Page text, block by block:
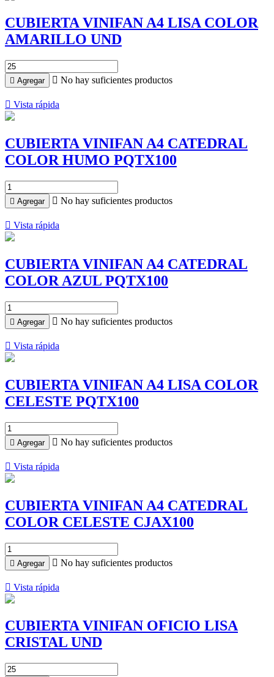
CUBIERTA VINIFAN A4 LISA COLOR
AMARILLO UND
 Agregar  No hay suficientes productos
 Vista rápida
CUBIERTA VINIFAN A4 CATEDRAL
COLOR HUMO PQTX100
 Agregar  No hay suficientes productos
 Vista rápida
CUBIERTA VINIFAN A4 CATEDRAL
COLOR AZUL PQTX100
 Agregar  No hay suficientes productos
 Vista rápida
CUBIERTA VINIFAN A4 LISA COLOR
CELESTE PQTX100
 Agregar  No hay suficientes productos
 Vista rápida
CUBIERTA VINIFAN A4 CATEDRAL
COLOR CELESTE CJAX100
 Agregar  No hay suficientes productos
 Vista rápida
CUBIERTA VINIFAN OFICIO LISA
CRISTAL UND